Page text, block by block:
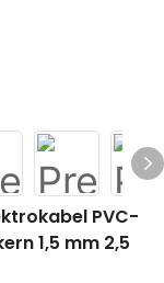
PVC-
1,5 mm 2,5